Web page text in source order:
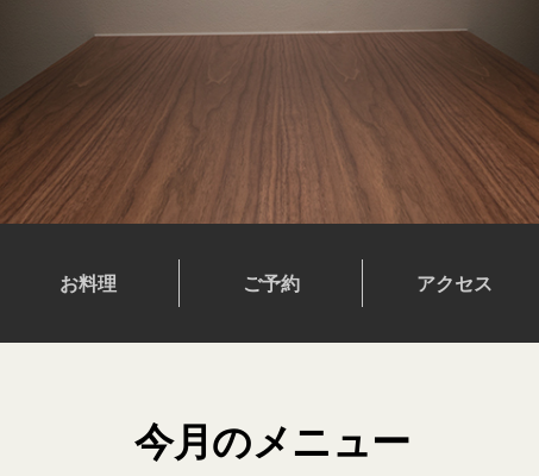
お料理 ご予約 アクセス
今月のメニュー